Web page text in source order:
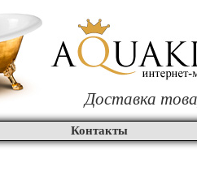
Доставка
Контакты